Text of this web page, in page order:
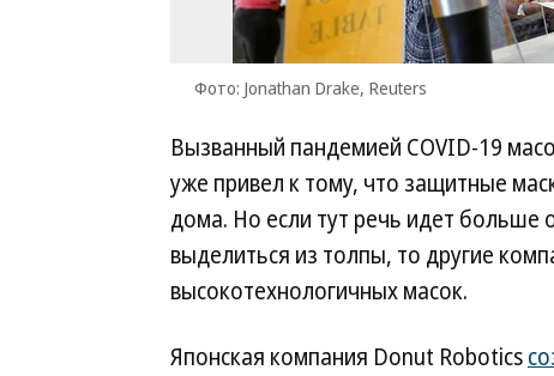
Фото: Jonathan Drake, Reuters
Вызванный пандемией COVID-19
уже привел к тому, что защитные
дома. Но если тут речь идет больше
выделиться из толпы, то другие
высокотехнологичных масок.
Японская компания Donut Robotics